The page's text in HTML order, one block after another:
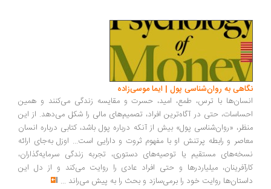
نگاهی به روان‌شناسی پول | ایما موسی‌زاده
انسان‌ها با ترس، طمع، امید، حسرت و مقایسه زندگی می‌کنند و همین
احساسات، حتی در آگاه‌ترین افراد، تصمیم‌های مالی را شکل می‌دهد. از این
منظر، «روان‌شناسی پول» بیش از آنکه درباره پول باشد، کتابی درباره انسان
معاصر و رابطه پرتنش او با مفهوم ثروت و دارایی است... اوزل به‌جای ارائه
نسخه‌های مستقیم یا توصیه‌های دستوری، تجربه زندگی سرمایه‌گذاران،
کارآفرینان، میلیاردرها و حتی افراد عادی را روایت می‌کند و از دل این
داستان‌ها روایت خود را برمی‌سازد و بحث را به پیش می‌راند ...